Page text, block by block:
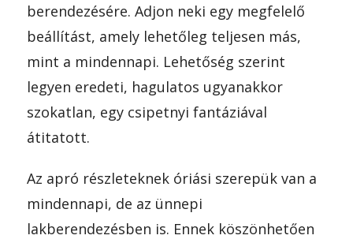
berendezésére. Adjon neki egy megfelelő
beállítást, amely lehetőleg teljesen más,
mint a mindennapi. Lehetőség szerint
legyen eredeti, hagulatos ugyanakkor
szokatlan, egy csipetnyi fantáziával
átitatott.
Az apró részleteknek óriási szerepük van a
mindennapi, de az ünnepi
lakberendezésben is. Ennek köszönhetően